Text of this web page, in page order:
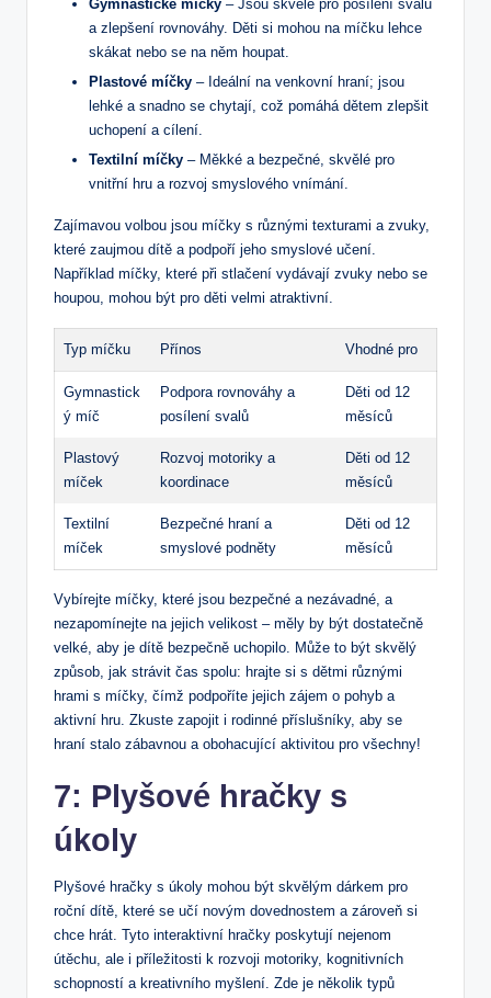
Gymnastické míčky – Jsou skvělé pro posílení svalů
a zlepšení rovnováhy. ⁢Děti si mohou na míčku lehce
skákat nebo ​se na ⁣něm ⁤houpat.
Plastové míčky – ⁢Ideální na venkovní hraní; jsou⁣
lehké a snadno se chytají, což pomáhá dětem⁢ zlepšit
uchopení a cílení.
Textilní míčky – Měkké a bezpečné,‌ skvělé pro
vnitřní hru a rozvoj smyslového vnímání.
Zajímavou ⁣volbou jsou míčky s různými texturami a zvuky,⁣
které zaujmou dítě‍ a podpoří jeho smyslové učení.
Například míčky, které při stlačení vydávají⁢ zvuky nebo se
houpou, mohou být pro děti‍ velmi ‌atraktivní.​
Typ míčku Přínos Vhodné pro
Gymnastick
ý míč
Podpora rovnováhy⁢ a
posílení svalů
Děti od 12
měsíců
Plastový
míček
Rozvoj motoriky a
koordinace
Děti od 12
měsíců
Textilní
míček
Bezpečné hraní a
smyslové podněty
Děti od‍ 12
⁢měsíců
Vybírejte⁢ míčky, které⁢ jsou ​bezpečné a nezávadné, a
nezapomínejte na jejich‍ velikost‍ – měly by být dostatečně ​
velké, aby ‍je ‌dítě bezpečně uchopilo. Může to být skvělý
způsob,‌ jak strávit čas ⁤spolu: ⁣hrajte si s dětmi⁤ různými
hrami s míčky, čímž podpoříte jejich ⁢zájem o pohyb a
aktivní‌ hru. Zkuste zapojit i rodinné příslušníky, aby se⁢
hraní ⁤stalo zábavnou a obohacující aktivitou pro všechny!
7: Plyšové hračky s
‍úkoly
Plyšové hračky s úkoly ‌mohou být skvělým dárkem​ pro
roční dítě, které ⁣se učí novým dovednostem a‌ zároveň‍ si
chce hrát.⁤ Tyto interaktivní hračky poskytují nejenom
útěchu, ale i příležitosti ‌k rozvoji motoriky, kognitivních
schopností a kreativního myšlení. Zde je​ několik⁤ typů